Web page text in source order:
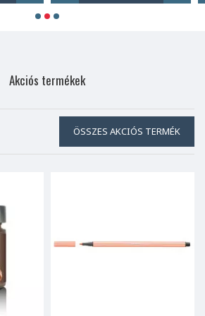
Akciós termékek
ÖSSZES AKCIÓS TERMÉK